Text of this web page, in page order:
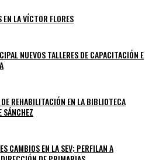
EN LA VÍCTOR FLORES
NUEVOS TALLERES DE CAPACITACIÓN E
REHABILITACIÓN EN LA BIBLIOTECA
SÁNCHEZ
CAMBIOS EN LA SEV; PERFILAN A